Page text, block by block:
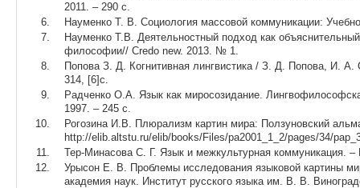
2011. – 290 с.
Науменко Т. В. Социология массовой коммуникации:
Науменко Т.В. Деятельностный подход как
философии// Credo new. 2013. № 1.
Попова З. Д. Когнитивная лингвистика / З. Д. Попова, И.
314, [6]с.
Радченко О.А. Язык как миросозидание.
1997. – 245 с.
Рогозина И.В. Плюрализм картин мира: Ползуновский
http://elib.altstu.ru/elib/books/Files/pa2001_1_2/pages/34/
Тер-Минасова С. Г. Язык и межкультурная коммуникация.
Урысон Е. В. Проблемы исследования языковой картины
академия наук. Институт русского языка им. В. В.